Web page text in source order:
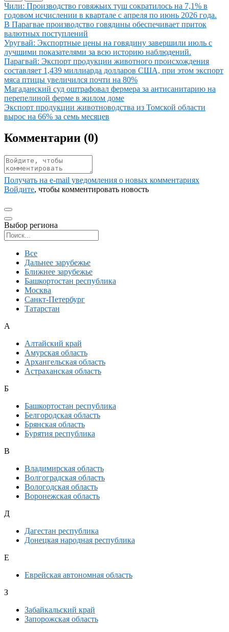
Иллюстрация новости
Чили: Производство говяжьих туш сократилось на 7,1% в
годовом исчислении в квартале с апреля по июнь 2026 года.
Иллюстрация новости
В Парагвае производство говядины обеспечивает приток
валютных поступлений
Иллюстрация новости
Уругвай: Экспортные цены на говядину завершили июль с
лучшими показателями за всю историю наблюдений.
Иллюстрация новости
Парагвай: Экспорт продукции животного происхождения
составляет 1,439 миллиарда долларов США, при этом экспорт
мяса птицы увеличился почти на 80%
Иллюстрация новости
Магаданский суд оштрафовал фермера за антисанитарию на
перепелиной ферме в жилом доме
Иллюстрация новости
Экспорт продукции животноводства из Томской области
вырос на 66% за семь месяцев
Комментарии (0)
Получать на e‑mail уведомления о новых комментариях
Войдите, чтобы комментировать новость
Выбор региона
Все
Дальнее зарубежье
Ближнее зарубежье
Башкортостан республика
Москва
Санкт-Петербург
Татарстан
А
Алтайский край
Амурская область
Архангельская область
Астраханская область
Б
Башкортостан республика
Белгородская область
Брянская область
Бурятия республика
В
Владимирская область
Волгоградская область
Вологодская область
Воронежская область
Д
Дагестан республика
Донецкая народная республика
Е
Еврейская автономная область
З
Забайкальский край
Запорожская область